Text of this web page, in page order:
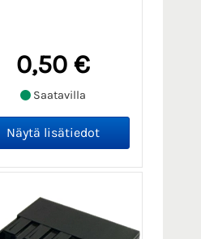
0,50 €
Saatavilla